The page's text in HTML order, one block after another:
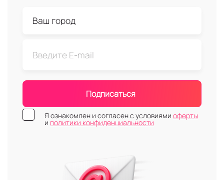
Подписаться
Я ознакомлен и согласен с условиями оферты
и политики конфиденциальности